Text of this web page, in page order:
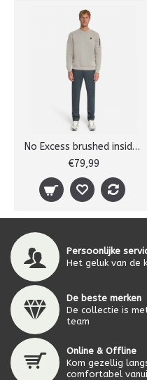
No Excess brushed inside sw
€79,99
Persoonlijke
Het geluk van de
De beste merken
De collectie is
team
Online & Offline
Kom gezellig
comfortabel